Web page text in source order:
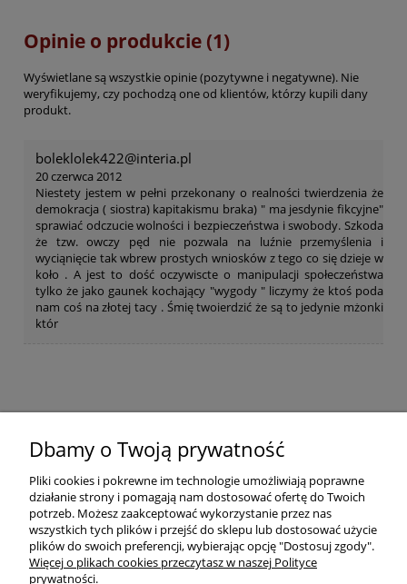
Opinie o produkcie (1)
Wyświetlane są wszystkie opinie (pozytywne i negatywne). Nie
weryfikujemy, czy pochodzą one od klientów, którzy kupili dany
produkt.
boleklolek422@interia.pl
20 czerwca 2012
Niestety jestem w pełni przekonany o realności twierdzenia że
demokracja ( siostra) kapitakismu braka) " ma jesdynie fikcyjne"
sprawiać odczucie wolności i bezpieczeństwa i swobody. Szkoda
że tzw. owczy pęd nie pozwala na luźnie przemyślenia i
wyciąnięcie tak wbrew prostych wniosków z tego co się dzieje w
koło . A jest to dość oczywiscte o manipulacji społeczeństwa
tylko że jako gaunek kochający "wygody " liczymy że ktoś poda
nam coś na złotej tacy . Śmię twoierdzić że są to jedynie mżonki
któr
Pomoc
Dostawa
Moje konto
Dbamy o Twoją prywatność
Pliki cookies i pokrewne im technologie umożliwiają poprawne
działanie strony i pomagają nam dostosować ofertę do Twoich
potrzeb. Możesz zaakceptować wykorzystanie przez nas
wszystkich tych plików i przejść do sklepu lub dostosować użycie
plików do swoich preferencji, wybierając opcję "Dostosuj zgody".
Więcej o plikach cookies przeczytasz w naszej Polityce
prywatności.